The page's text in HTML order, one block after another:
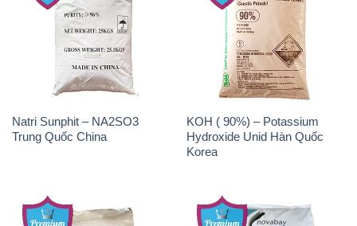
Natri Sunphit – NA2SO3
Trung Quốc China
KOH ( 90%) – Potassium
Hydroxide Unid Hàn Quốc
Korea